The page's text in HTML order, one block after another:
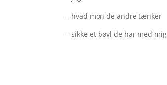
– hvad mon de andre tænker
– sikke et bøvl de har med mig